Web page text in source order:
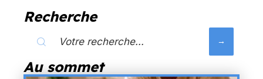
Recherche
Au sommet